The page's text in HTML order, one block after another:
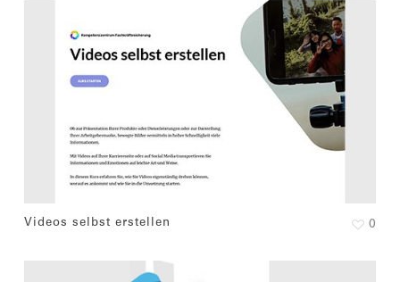
Videos selbst erstellen 0